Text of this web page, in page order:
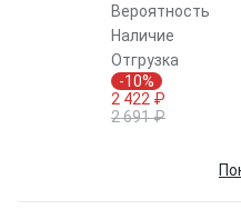
Вероятность
Наличие
Отгрузка
-10%
2 422 ₽
2 691 ₽